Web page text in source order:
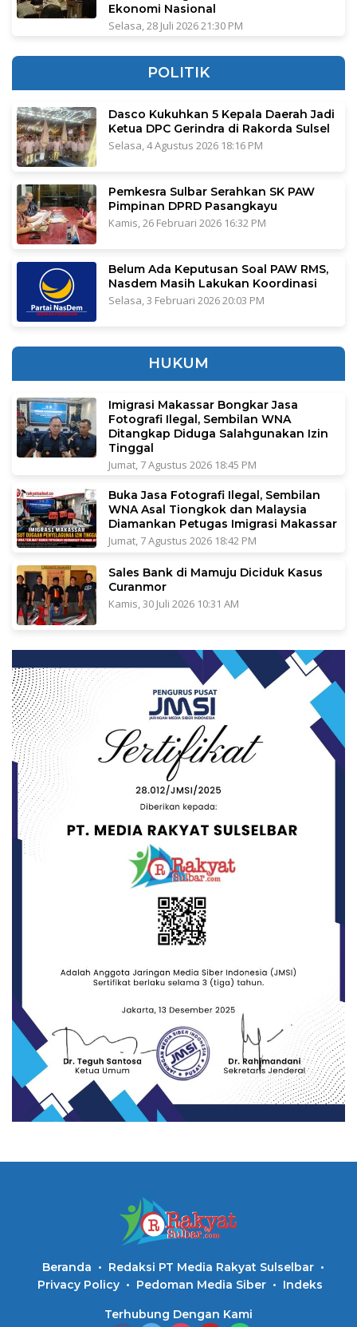
Ekonomi Nasional
Selasa, 28 Juli 2026 21:30 PM
POLITIK
Dasco Kukuhkan 5 Kepala Daerah Jadi
Ketua DPC Gerindra di Rakorda Sulsel
Selasa, 4 Agustus 2026 18:16 PM
Pemkesra Sulbar Serahkan SK PAW
Pimpinan DPRD Pasangkayu
Kamis, 26 Februari 2026 16:32 PM
Belum Ada Keputusan Soal PAW RMS,
Nasdem Masih Lakukan Koordinasi
Selasa, 3 Februari 2026 20:03 PM
HUKUM
Imigrasi Makassar Bongkar Jasa
Fotografi Ilegal, Sembilan WNA
Ditangkap Diduga Salahgunakan Izin
Tinggal
Jumat, 7 Agustus 2026 18:45 PM
Buka Jasa Fotografi Ilegal, Sembilan
WNA Asal Tiongkok dan Malaysia
Diamankan Petugas Imigrasi Makassar
Jumat, 7 Agustus 2026 18:42 PM
Sales Bank di Mamuju Diciduk Kasus
Curanmor
Kamis, 30 Juli 2026 10:31 AM
Beranda
Redaksi PT Media Rakyat Sulselbar
Privacy Policy
Pedoman Media Siber Indeks
Terhubung Dengan Kami